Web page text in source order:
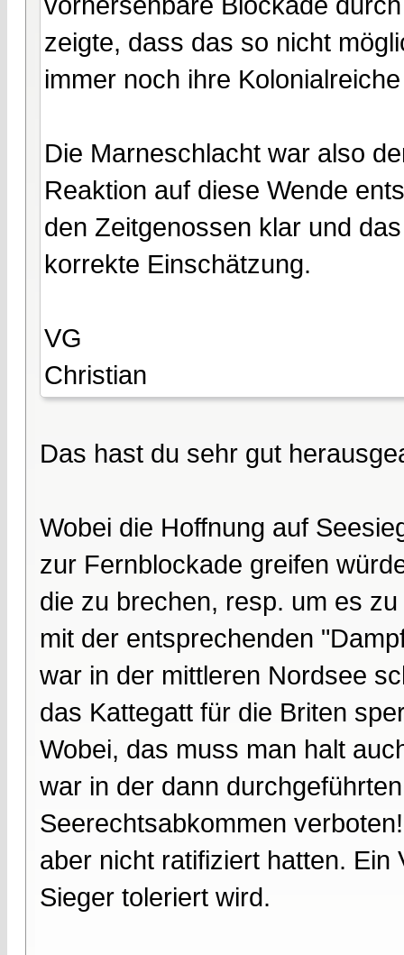
zeigte, dass das so nicht
immer noch ihre
Die Marneschlacht war also
Reaktion auf diese Wende
den Zeitgenossen klar und
korrekte Einschätzung.
VG
Christian
Das hast du sehr gut
Wobei die Hoffnung auf
zur Fernblockade greifen
die zu brechen, resp. um es
mit der entsprechenden
war in der mittleren Nordsee
das Kattegatt für die Briten
Wobei, das muss man halt
war in der dann
Seerechtsabkommen
aber nicht ratifiziert hatten.
Sieger toleriert wird.